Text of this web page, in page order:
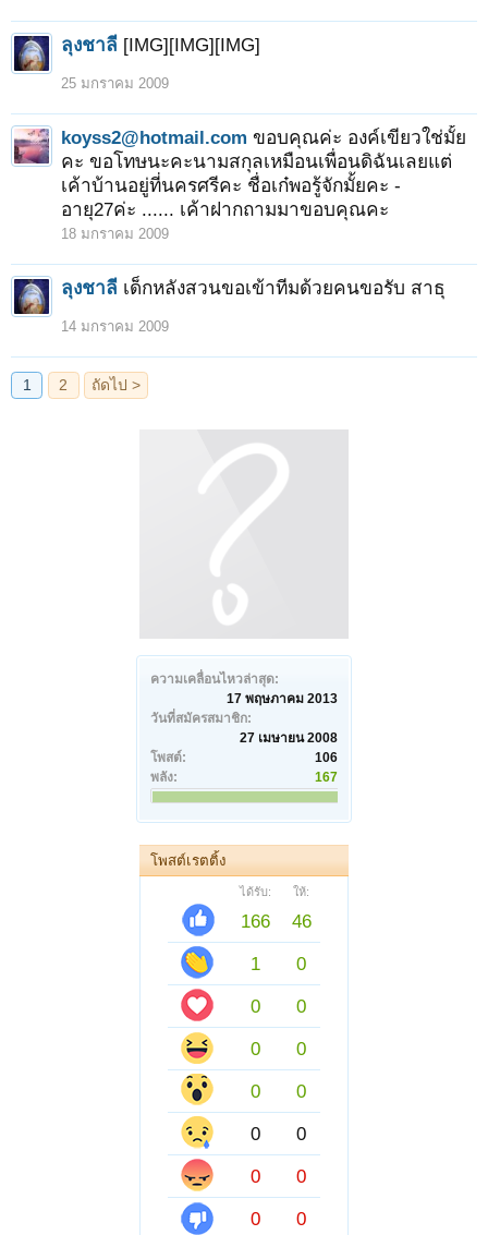
ความเคลื่อนไหวล่าสุด:
17 พฤษภาคม 2013
วันที่สมัครสมาชิก:
27 เมษายน 2008
โพสต์:
106
พลัง:
167
โพสต์เรตติ้ง
ได้รับ: ให้:
166
46
1
0
0
0
0
0
0
0
0
0
0
0
0
0
ลุงชาลี [IMG][IMG][IMG]
25 มกราคม 2009
koyss2@hotmail.com ขอบคุณค่ะ องค์เขียวใช่มั้ย
คะ ขอโทษนะคะนามสกุลเหมือนเพื่อนดิฉันเลยแต่
เค้าบ้านอยู่ที่นครศรีคะ ชื่อเก๋พอรู้จักมั้ยคะ -
อายุ27ค่ะ ...... เค้าฝากถามมาขอบคุณคะ
18 มกราคม 2009
ลุงชาลี เด็กหลังสวนขอเข้าทีมด้วยคนขอรับ สาธุ
14 มกราคม 2009